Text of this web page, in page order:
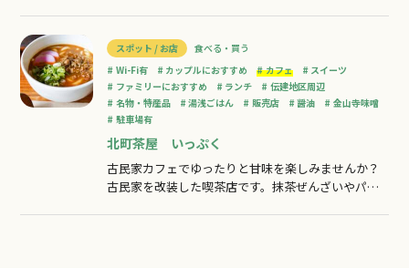
ツをふんだんに使ったパフェをはじめとするスイー
ツも人気です。お食事だけでなくティータイムにも
お気軽にお立ち寄り下さい。ランチの予約も可能
スポット / お店
食べる・買う
Wi-Fi有
カップルにおすすめ カフェ
スイーツ
ファミリーにおすすめ
ランチ
伝建地区周辺
名物・特産品
湯浅ごはん 販売店 醤油
金山寺味噌
駐車場有
北町茶屋 いっぷく
古民家カフェでゆったりと甘味を楽しみませんか？
古民家を改装した喫茶店です。抹茶ぜんざいやパフ